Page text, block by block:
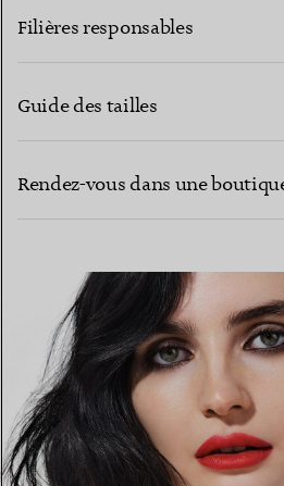
Filières responsables
Guide des tailles
Rendez-vous dans une
TROUVEZ LA BOUTIQUE LA PLUS